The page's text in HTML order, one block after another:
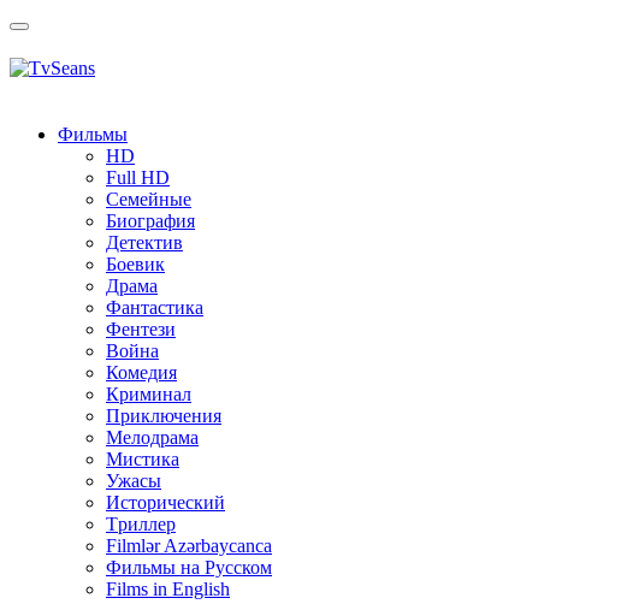
Toggle
Фильмы
HD
Full HD
Семейные
Биография
Детектив
Боевик
Драма
Фантастика
Фентези
Война
Комедия
Криминал
Приключения
Мелодрама
Мистика
Ужасы
Исторический
Tриллер
Filmlər Azərbaycanca
Фильмы на Русском
Films in English